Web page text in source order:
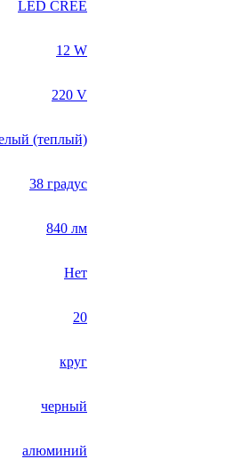
LED CREE
12 W
220 V
(теплый)
38 градус
840 лм
Нет
20
круг
черный
алюминий